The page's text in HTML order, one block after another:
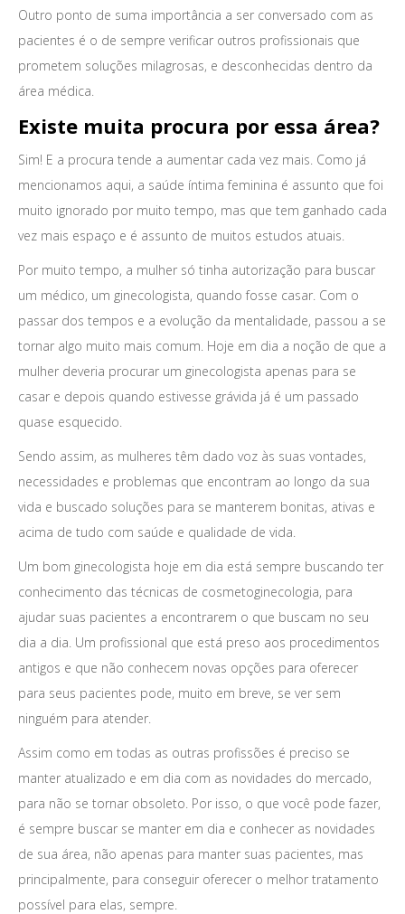
Outro ponto de suma importância a ser conversado com as
pacientes é o de sempre verificar outros profissionais que
prometem soluções milagrosas, e desconhecidas dentro da
área médica.
Existe muita procura por essa área?
Sim! E a procura tende a aumentar cada vez mais. Como já
mencionamos aqui, a saúde íntima feminina é assunto que foi
muito ignorado por muito tempo, mas que tem ganhado cada
vez mais espaço e é assunto de muitos estudos atuais.
Por muito tempo, a mulher só tinha autorização para buscar
um médico, um ginecologista, quando fosse casar. Com o
passar dos tempos e a evolução da mentalidade, passou a se
tornar algo muito mais comum. Hoje em dia a noção de que a
mulher deveria procurar um ginecologista apenas para se
casar e depois quando estivesse grávida já é um passado
quase esquecido.
Sendo assim, as mulheres têm dado voz às suas vontades,
necessidades e problemas que encontram ao longo da sua
vida e buscado soluções para se manterem bonitas, ativas e
acima de tudo com saúde e qualidade de vida.
Um bom ginecologista hoje em dia está sempre buscando ter
conhecimento das técnicas de cosmetoginecologia, para
ajudar suas pacientes a encontrarem o que buscam no seu
dia a dia. Um profissional que está preso aos procedimentos
antigos e que não conhecem novas opções para oferecer
para seus pacientes pode, muito em breve, se ver sem
ninguém para atender.
Assim como em todas as outras profissões é preciso se
manter atualizado e em dia com as novidades do mercado,
para não se tornar obsoleto. Por isso, o que você pode fazer,
é sempre buscar se manter em dia e conhecer as novidades
de sua área, não apenas para manter suas pacientes, mas
principalmente, para conseguir oferecer o melhor tratamento
possível para elas, sempre.